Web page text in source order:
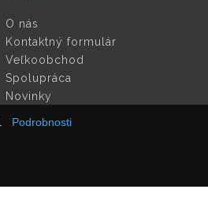
O nás
Kontaktný formulár
Veľkoobchod
Spolupráca
Novinky
Podrobnosti